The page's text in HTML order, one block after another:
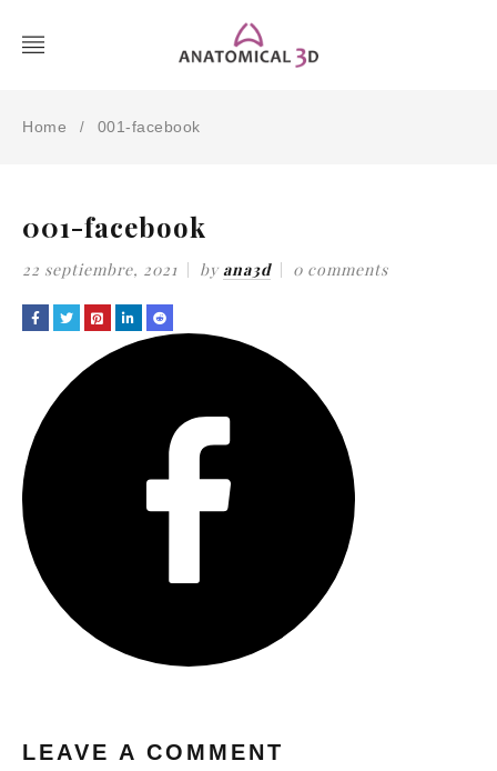
Home / 001-facebook
001-facebook
22 septiembre, 2021 by ana3d 0 comments
LEAVE A COMMENT